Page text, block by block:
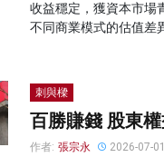
收益穩定，獲資本市場
不同商業模式的估值差
刺與樑
百勝賺錢 股東
作者: 張宗永 2026-07-01